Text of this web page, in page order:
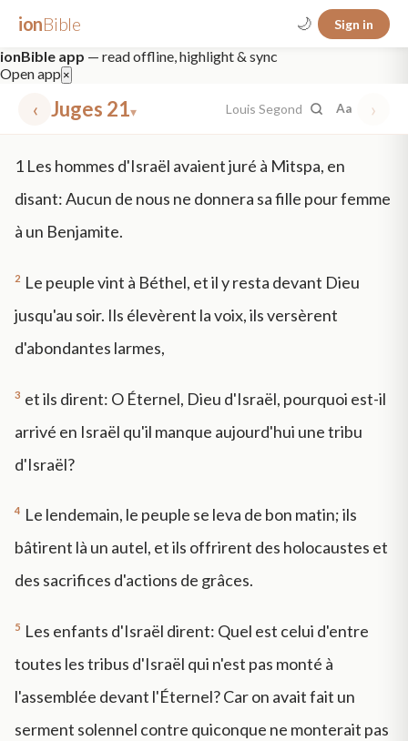
ionBible 🌙 Sign in
ionBible app — read offline, highlight & sync
Open app ×
‹ Juges 21▾ Louis Segond Aa ›
mt 5 nt faith "peace that passeth" grace -law
1 Les hommes d'Israël avaient juré à Mitspa, en
disant: Aucun de nous ne donnera sa fille pour femme
à un Benjamite.
2 Le peuple vint à Béthel, et il y resta devant Dieu
jusqu'au soir. Ils élevèrent la voix, ils versèrent
d'abondantes larmes,
3 et ils dirent: O Éternel, Dieu d'Israël, pourquoi est-il
arrivé en Israël qu'il manque aujourd'hui une tribu
d'Israël?
4 Le lendemain, le peuple se leva de bon matin; ils
bâtirent là un autel, et ils offrirent des holocaustes et
des sacrifices d'actions de grâces.
5 Les enfants d'Israël dirent: Quel est celui d'entre
toutes les tribus d'Israël qui n'est pas monté à
l'assemblée devant l'Éternel? Car on avait fait un
serment solennel contre quiconque ne monterait pas